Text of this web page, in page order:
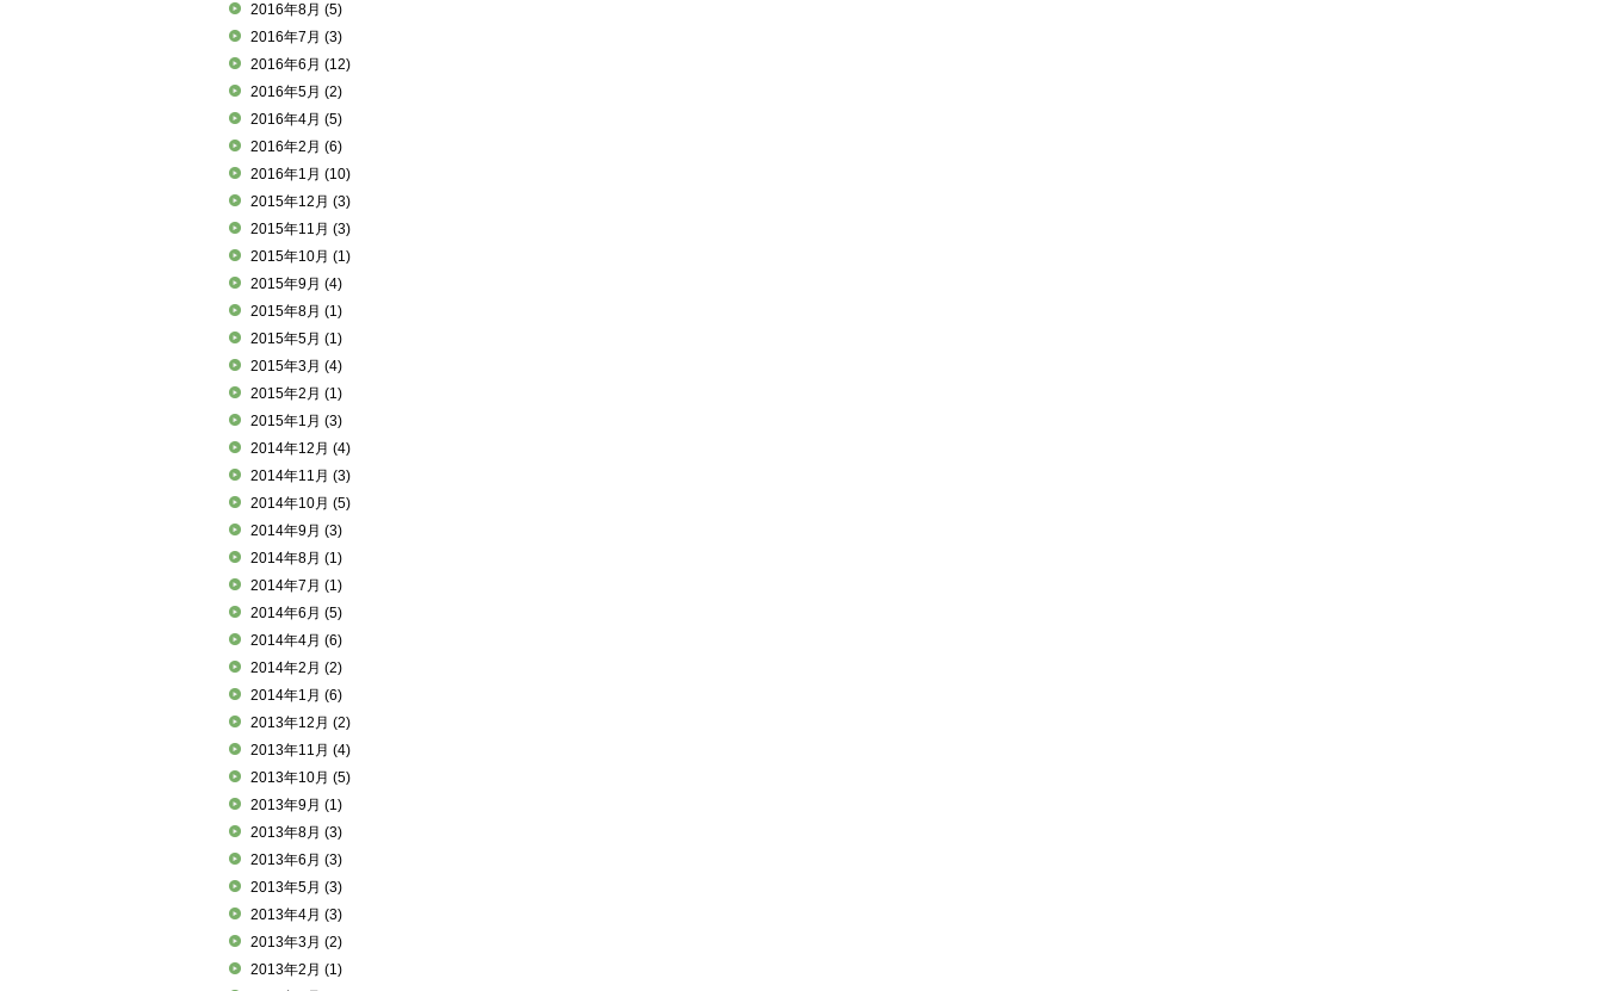
2016年8月 (5)
2016年7月 (3)
2016年6月 (12)
2016年5月 (2)
2016年4月 (5)
2016年2月 (6)
2016年1月 (10)
2015年12月 (3)
2015年11月 (3)
2015年10月 (1)
2015年9月 (4)
2015年8月 (1)
2015年5月 (1)
2015年3月 (4)
2015年2月 (1)
2015年1月 (3)
2014年12月 (4)
2014年11月 (3)
2014年10月 (5)
2014年9月 (3)
2014年8月 (1)
2014年7月 (1)
2014年6月 (5)
2014年4月 (6)
2014年2月 (2)
2014年1月 (6)
2013年12月 (2)
2013年11月 (4)
2013年10月 (5)
2013年9月 (1)
2013年8月 (3)
2013年6月 (3)
2013年5月 (3)
2013年4月 (3)
2013年3月 (2)
2013年2月 (1)